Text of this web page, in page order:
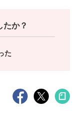
たか？
た